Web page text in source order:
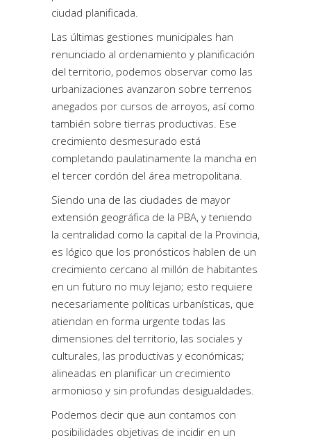
ciudad planificada.
Las últimas gestiones municipales han
renunciado al ordenamiento y planificación
del territorio, podemos observar como las
urbanizaciones avanzaron sobre terrenos
anegados por cursos de arroyos, así como
también sobre tierras productivas. Ese
crecimiento desmesurado está
completando paulatinamente la mancha en
el tercer cordón del área metropolitana.
Siendo una de las ciudades de mayor
extensión geográfica de la PBA, y teniendo
la centralidad como la capital de la Provincia,
es lógico que los pronósticos hablen de un
crecimiento cercano al millón de habitantes
en un futuro no muy lejano; esto requiere
necesariamente políticas urbanísticas, que
atiendan en forma urgente todas las
dimensiones del territorio, las sociales y
culturales, las productivas y económicas;
alineadas en planificar un crecimiento
armonioso y sin profundas desigualdades.
Podemos decir que aun contamos con
posibilidades objetivas de incidir en un